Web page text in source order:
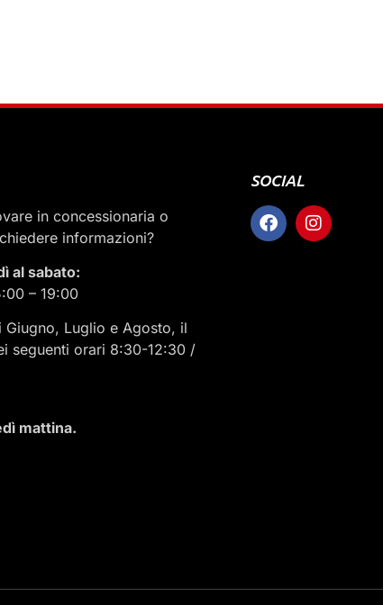
in concessionaria o
informazioni?
al sabato:
– 19:00
Giugno, Luglio e Agosto, il
seguenti orari 8:30-12:30 /
mattina.
SOCIAL